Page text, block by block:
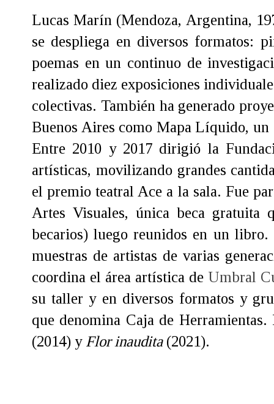
Lucas Marín (Mendoza, Argentina,
se despliega en diversos formatos:
poemas en un continuo de
realizado diez exposiciones
colectivas. También ha generado
Buenos Aires como Mapa Líquido, un
Entre 2010 y 2017 dirigió la
artísticas, movilizando grandes
el premio teatral Ace a la sala. Fue
Artes Visuales, única beca
becarios) luego reunidos en un
muestras de artistas de varias
coordina el área artística de Umbral
su taller y en diversos formatos y
que denomina Caja de
(2014) y Flor inaudita(2021).